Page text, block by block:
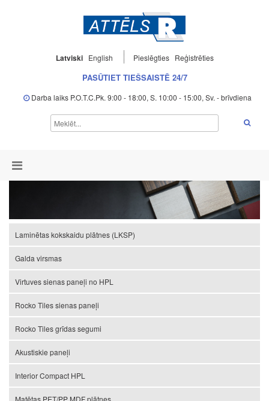
Latviski English Pieslēgties Reģistrēties
PASŪTIET TIEŠSAISTĒ 24/7
Darba laiks P.O.T.C.Pk. 9:00 - 18:00, S. 10:00 - 15:00, Sv. - brīvdiena
Laminētas kokskaidu plātnes (LKSP)
Galda virsmas
Virtuves sienas paneļi no HPL
Rocko Tiles sienas paneļi
Rocko Tiles grīdas segumi
Akustiskie paneļi
Interior Compact HPL